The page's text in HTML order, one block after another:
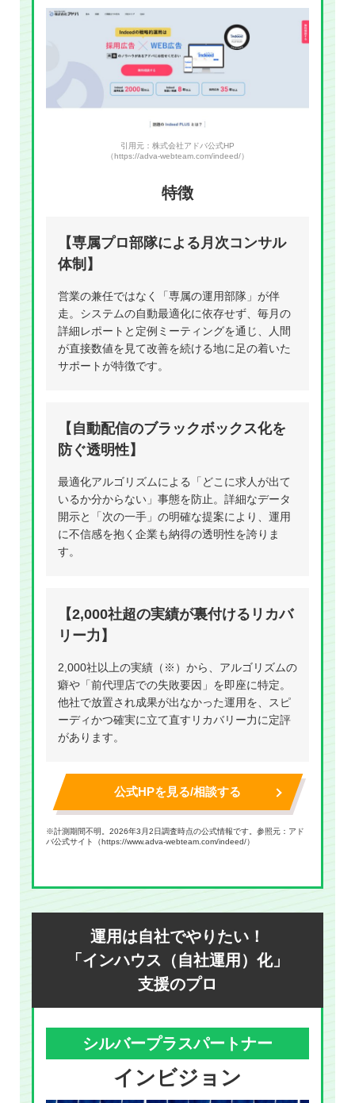
引用元：株式会社アドバ公式HP
（https://adva-webteam.com/indeed/）
特徴
【専属プロ部隊による月次コンサル
体制】
営業の兼任ではなく「専属の運用部隊」が伴
走。システムの自動最適化に依存せず、毎月の
詳細レポートと定例ミーティングを通じ、人間
が直接数値を見て改善を続ける地に足の着いた
サポートが特徴です。
【自動配信のブラックボックス化を
防ぐ透明性】
最適化アルゴリズムによる「どこに求人が出て
いるか分からない」事態を防止。詳細なデータ
開示と「次の一手」の明確な提案により、運用
に不信感を抱く企業も納得の透明性を誇りま
す。
【2,000社超の実績が裏付けるリカバ
リー力】
2,000社以上の実績（※）から、アルゴリズムの
癖や「前代理店での失敗要因」を即座に特定。
他社で放置され成果が出なかった運用を、スピ
ーディかつ確実に立て直すリカバリー力に定評
があります。
公式HPを見る/相談する
※計測期間不明。2026年3月2日調査時点の公式情報です。参照元：アド
バ公式サイト（https://www.adva-webteam.com/indeed/）
運用は自社でやりたい！
「インハウス（自社運用）化」
支援のプロ
シルバープラスパートナー
インビジョン